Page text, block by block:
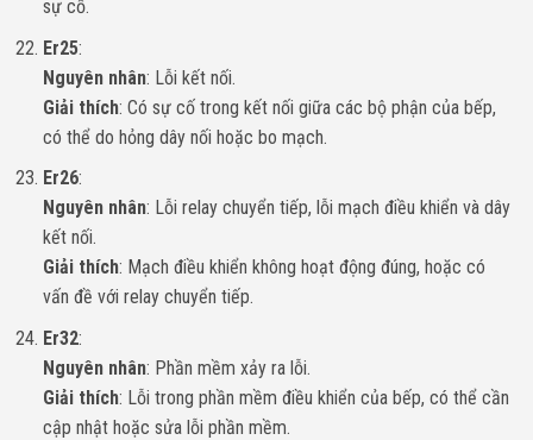
sự cố.
Er25:
Nguyên nhân: Lỗi kết nối.
Giải thích: Có sự cố trong kết nối giữa các bộ phận của bếp,
có thể do hỏng dây nối hoặc bo mạch.
Er26:
Nguyên nhân: Lỗi relay chuyển tiếp, lỗi mạch điều khiển và dây
kết nối.
Giải thích: Mạch điều khiển không hoạt động đúng, hoặc có
vấn đề với relay chuyển tiếp.
Er32:
Nguyên nhân: Phần mềm xảy ra lỗi.
Giải thích: Lỗi trong phần mềm điều khiển của bếp, có thể cần
cập nhật hoặc sửa lỗi phần mềm.